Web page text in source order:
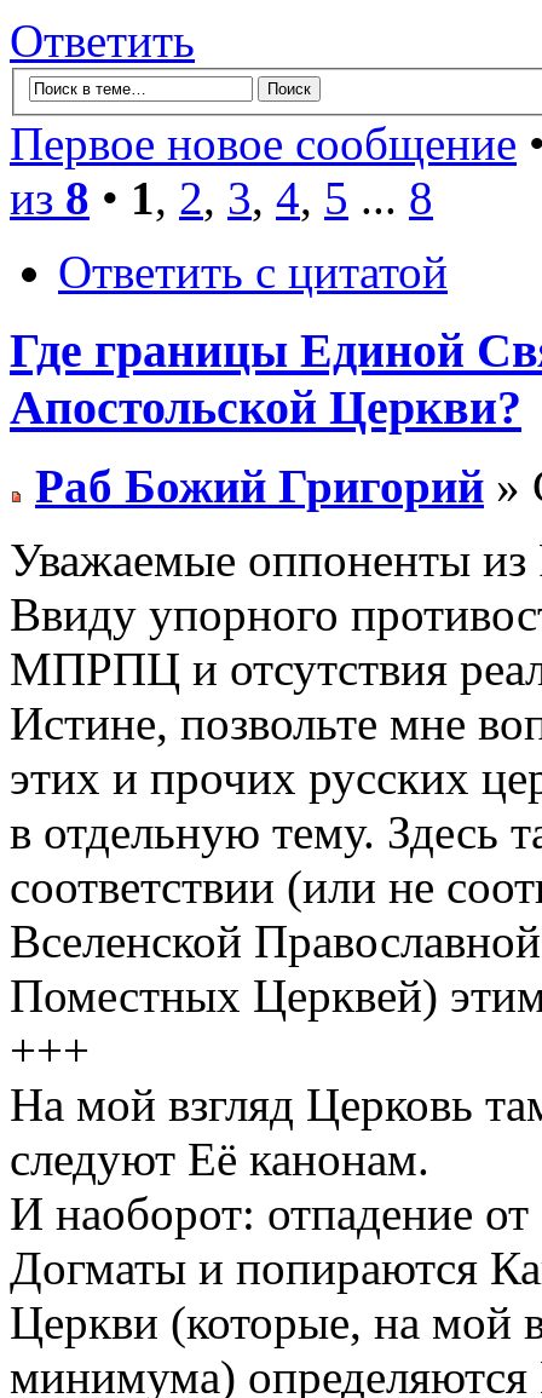
Ответить
Первое новое сообщение
из 8 • 1, 2, 3, 4, 5 ... 8
Ответить с цитатой
Где границы Единой
Апостольской Церкви?
Раб Божий Григорий »
Уважаемые оппоненты
Ввиду упорного
МПРПЦ и отсутствия
Истине, позвольте мне
этих и прочих русских
в отдельную тему. Здесь
соответствии (или не
Вселенской
Поместных Церквей)
+++
На мой взгляд Церковь
следуют Её канонам.
И наоборот: отпадение
Догматы и попираются
Церкви (которые, на мой
минимума)